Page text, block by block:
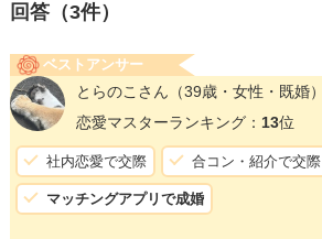
回答（3件）
ベストアンサー
とらのこさん （39歳・女性・既婚）
恋愛マスターランキング： 13位
社内恋愛で交際 合コン・紹介で交際
マッチングアプリで成婚